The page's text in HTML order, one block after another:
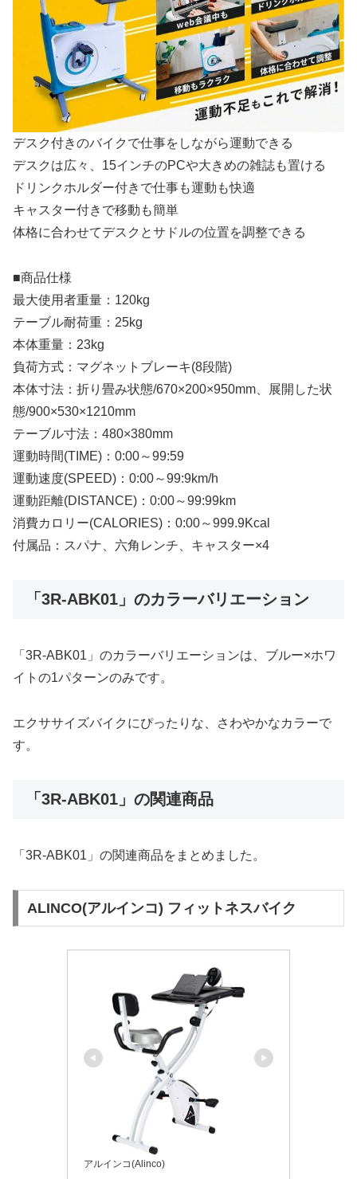
デスク付きのバイクで仕事をしながら運動できる
デスクは広々、15インチのPCや大きめの雑誌も置ける
ドリンクホルダー付きで仕事も運動も快適
キャスター付きで移動も簡単
体格に合わせてデスクとサドルの位置を調整できる
■商品仕様
最大使用者重量：120kg
テーブル耐荷重：25kg
本体重量：23kg
負荷方式：マグネットブレーキ(8段階)
本体寸法：折り畳み状態/670×200×950mm、展開した状
態/900×530×1210mm
テーブル寸法：480×380mm
運動時間(TIME)：0:00～99:59
運動速度(SPEED)：0:00～99:9km/h
運動距離(DISTANCE)：0:00～99:99km
消費カロリー(CALORIES)：0:00～999.9Kcal
付属品：スパナ、六角レンチ、キャスター×4
「3R-ABK01」のカラーバリエーション
「3R-ABK01」のカラーバリエーションは、ブルー×ホワ
イトの1パターンのみです。
エクササイズバイクにぴったりな、さわやかなカラーで
す。
「3R-ABK01」の関連商品
「3R-ABK01」の関連商品をまとめました。
ALINCO(アルインコ) フィットネスバイク
アルインコ(Alinco)